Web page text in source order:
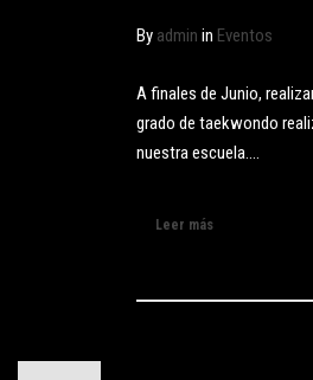
By admin in Eventos
A finales de Junio,
grado de taekwondo
nuestra escuela.…
Leer más